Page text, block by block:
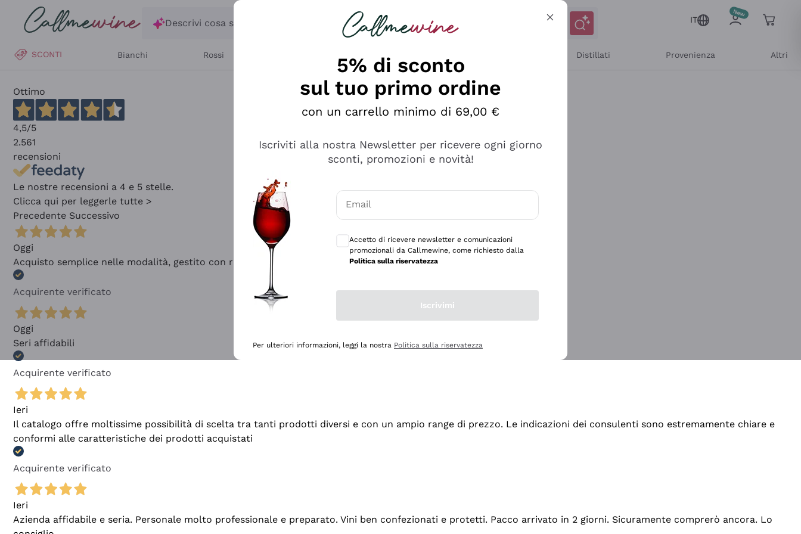
Salta al contenuto principale
Descrivi cosa stai cercando
IT
SCONTI Bianchi Rossi Distillati Provenienza Altri
Ottimo
4,5/5
2.561
recensioni
Le nostre recensioni a 4 e 5 stelle.
Clicca qui per leggerle tutte >
Precedente Successivo
Oggi
Acquisto semplice nelle modalità, gestito con rapidità e professionalità
Acquirente verificato
Oggi
Seri affidabili
Acquirente verificato
Ieri
Il catalogo offre moltissime possibilità di scelta tra tanti prodotti diversi e con un ampio range di prezzo. Le indicazioni dei consulenti sono estremamente chiare e
conformi alle caratteristiche dei prodotti acquistati
Acquirente verificato
Ieri
Azienda affidabile e seria. Personale molto professionale e preparato. Vini ben confezionati e protetti. Pacco arrivato in 2 giorni. Sicuramente comprerò ancora. Lo
5% di sconto
sul tuo primo ordine
con un carrello minimo di 69,00 €
Iscriviti alla nostra Newsletter per ricevere ogni giorno
sconti, promozioni e novità!
Email
Accetto di ricevere newsletter e comunicazioni
promozionali da Callmewine, come richiesto dalla
Politica sulla riservatezza
Iscrivimi
Per ulteriori informazioni, leggi la nostra Politica sulla riservatezza